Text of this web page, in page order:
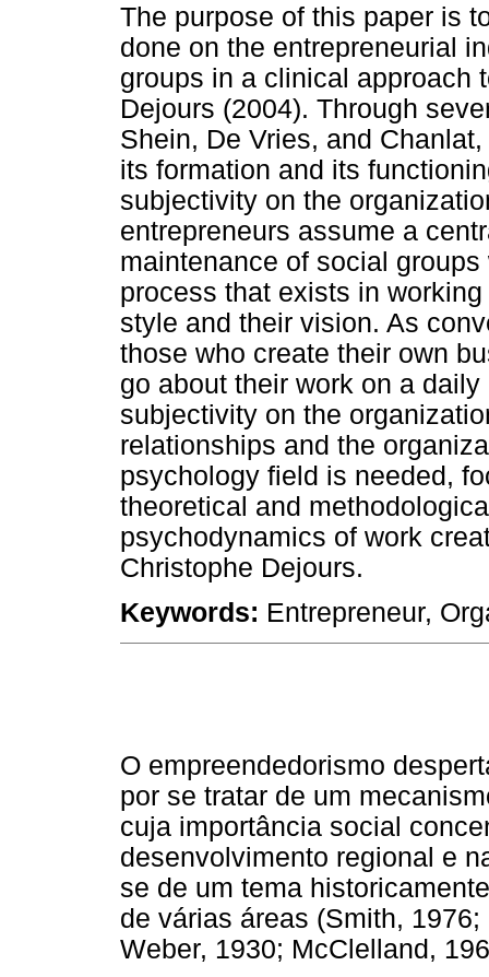
The purpose of this paper is
done on the entrepreneurial
groups in a clinical approach
Dejours (2004). Through
Shein, De Vries, and
its formation and its
subjectivity on the
entrepreneurs assume a
maintenance of social
process that exists in
style and their vision. As
those who create their own
go about their work on a
subjectivity on the
relationships and the
psychology field is needed,
theoretical and
psychodynamics of work
Christophe Dejours.
Keywords: Entrepreneur,
O empreendedorismo
por se tratar de um
cuja importância social
desenvolvimento regional e
se de um tema
de várias áreas (Smith,
Weber, 1930; McClelland,